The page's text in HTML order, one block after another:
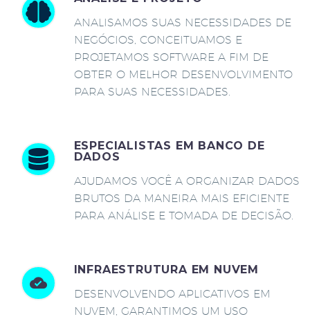
ANALISAMOS SUAS NECESSIDADES DE
NEGÓCIOS, CONCEITUAMOS E
PROJETAMOS SOFTWARE A FIM DE
OBTER O MELHOR DESENVOLVIMENTO
PARA SUAS NECESSIDADES.
ESPECIALISTAS EM BANCO DE
DADOS
AJUDAMOS VOCÊ A ORGANIZAR DADOS
BRUTOS DA MANEIRA MAIS EFICIENTE
PARA ANÁLISE E TOMADA DE DECISÃO.
INFRAESTRUTURA EM NUVEM
DESENVOLVENDO APLICATIVOS EM
NUVEM, GARANTIMOS UM USO